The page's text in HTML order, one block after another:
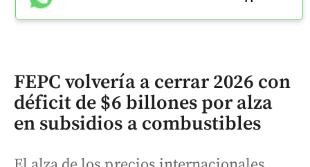
FEPC volvería a cerrar 2026 con
déficit de $6 billones por alza
en subsidios a combustibles